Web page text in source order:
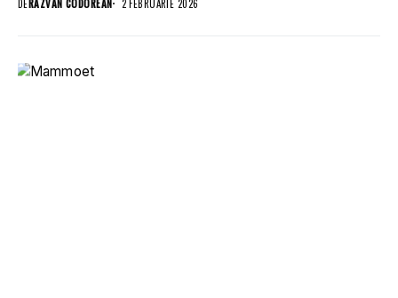
DERAZVAN CODOREAN 2 FEBRUARIE 2026